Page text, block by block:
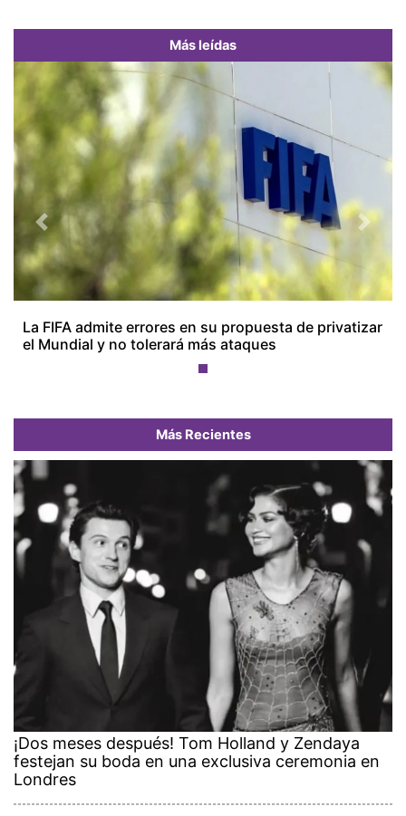
Más leídas
La FIFA admite errores en su propuesta de privatizar
el Mundial y no tolerará más ataques
Previous Next
Más Recientes
¡Dos meses después! Tom Holland y Zendaya
festejan su boda en una exclusiva ceremonia en
Londres